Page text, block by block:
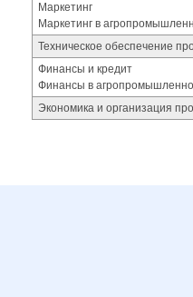
Маркетинг
Маркетинг в
Техническое обеспечение
Финансы и кредит
Финансы в
Экономика и организация